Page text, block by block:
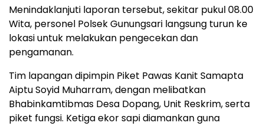
Menindaklanjuti laporan tersebut, sekitar pukul 08.00
Wita, personel Polsek Gunungsari langsung turun ke
lokasi untuk melakukan pengecekan dan
pengamanan.
Tim lapangan dipimpin Piket Pawas Kanit Samapta
Aiptu Soyid Muharram, dengan melibatkan
Bhabinkamtibmas Desa Dopang, Unit Reskrim, serta
piket fungsi. Ketiga ekor sapi diamankan guna